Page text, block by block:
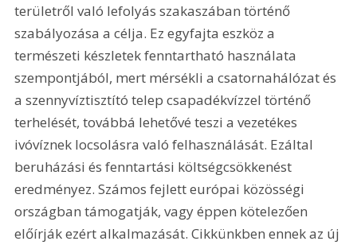
területről való lefolyás szakaszában történő
szabályozása a célja. Ez egyfajta eszköz a
természeti készletek fenntartható használata
szempontjából, mert mérsékli a csatornahálózat és
a szennyvíztisztító telep csapadékvízzel történő
terhelését, továbbá lehetővé teszi a vezetékes
ivóvíznek locsolásra való felhasználását. Ezáltal
beruházási és fenntartási költségcsökkenést
eredményez. Számos fejlett európai közösségi
országban támogatják, vagy éppen kötelezően
előírják ezért alkalmazását. Cikkünkben ennek az új